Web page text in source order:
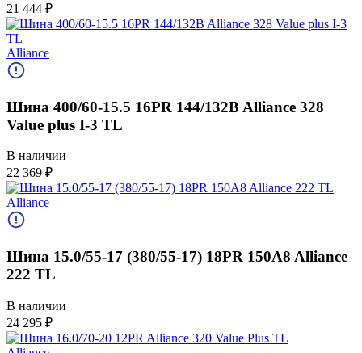
21 444 ₽
Alliance
Шина 400/60-15.5 16PR 144/132B Alliance 328
Value plus I-3 TL
В наличии
22 369 ₽
Alliance
Шина 15.0/55-17 (380/55-17) 18PR 150A8 Alliance
222 TL
В наличии
24 295 ₽